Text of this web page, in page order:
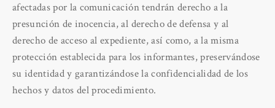
afectadas por la comunicación tendrán derecho a la
presunción de inocencia, al derecho de defensa y al
derecho de acceso al expediente, así como, a la misma
protección establecida para los informantes, preservándose
su identidad y garantizándose la confidencialidad de los
hechos y datos del procedimiento.